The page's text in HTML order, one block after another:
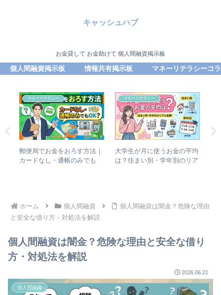
キャッシュハブ
お金貸して お金助けて 個人間融資掲示板
個人間融資掲示板 情報共有掲示板 マネーリテラシーコ
マネーリテラシー
郵便局でお金をおろす方法｜
カードなし・通帳のみでも
マネーリテラシー
大学生が月に使うお金の平均
は？住まい別・学年別のリア
ホーム 個人間融資
個人間融資は闇金？危険な理由
と安全な借り方・対処法を解説
個人間融資は闇金？危険な理由と安全な借り
方・対処法を解説
2026.06.21
個人間融資